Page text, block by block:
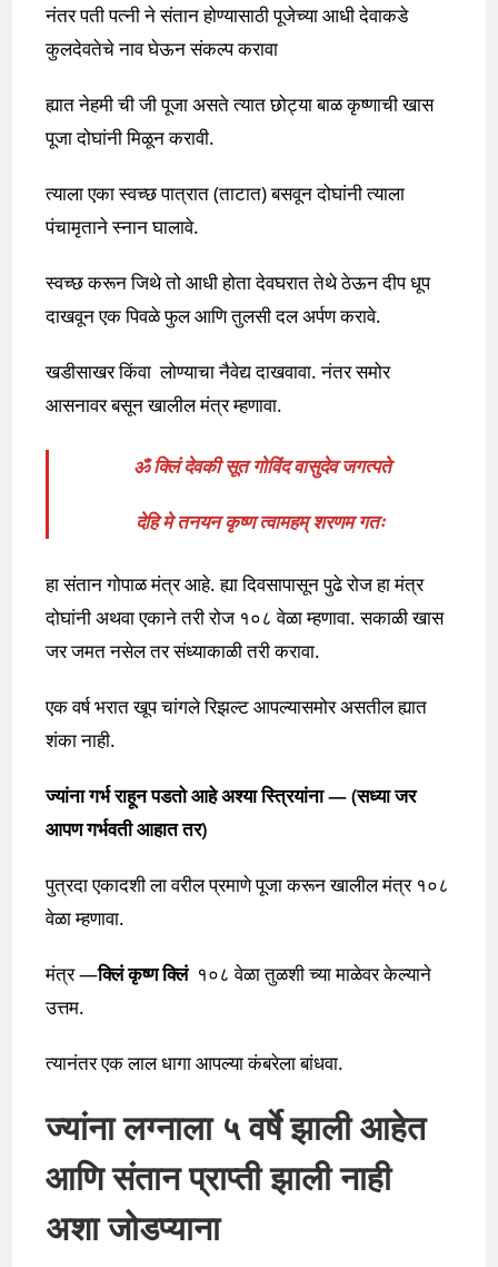
नंतर पती पत्नी ने संतान होण्यासाठी पूजेच्या आधी देवाकडे
कुलदेवतेचे नाव घेऊन संकल्प करावा
ह्यात नेहमी ची जी पूजा असते त्यात छोट्या बाळ कृष्णाची खास
पूजा दोघांनी मिळून करावी.
त्याला एका स्वच्छ पात्रात (ताटात) बसवून दोघांनी त्याला
पंचामृताने स्नान घालावे.
स्वच्छ करून जिथे तो आधी होता देवघरात तेथे ठेऊन दीप धूप
दाखवून एक पिवळे फुल आणि तुलसी दल अर्पण करावे.
खडीसाखर किंवा लोण्याचा नैवेद्य दाखवावा. नंतर समोर
आसनावर बसून खालील मंत्र म्हणावा.
ॐ क्लिं देवकी सूत गोविंद वासुदेव जगत्पते
देहि मे तनयन कृष्ण त्वामहम् शरणम गतः
हा संतान गोपाळ मंत्र आहे. ह्या दिवसापासून पुढे रोज हा मंत्र
दोघांनी अथवा एकाने तरी रोज १०८ वेळा म्हणावा. सकाळी खास
जर जमत नसेल तर संध्याकाळी तरी करावा.
एक वर्ष भरात खूप चांगले रिझल्ट आपल्यासमोर असतील ह्यात
शंका नाही.
ज्यांना गर्भ राहून पडतो आहे अश्या स्त्रियांना — (सध्या जर
आपण गर्भवती आहात तर)
पुत्रदा एकादशी ला वरील प्रमाणे पूजा करून खालील मंत्र १०८
वेळा म्हणावा.
मंत्र —क्लिं कृष्ण क्लिं१०८ वेळा तुळशी च्या माळेवर केल्याने
उत्तम.
त्यानंतर एक लाल धागा आपल्या कंबरेला बांधवा.
ज्यांना लग्नाला ५ वर्षे झाली आहेत
आणि संतान प्राप्ती झाली नाही
अशा जोडप्याना